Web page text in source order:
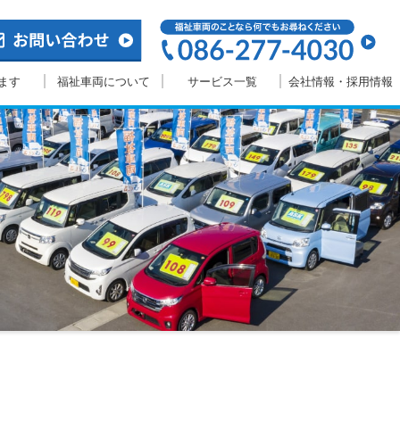
す 福祉車両について サービス一覧 会社情報・採用情報